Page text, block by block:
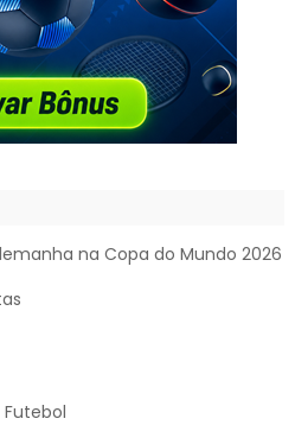
na Copa do Mundo 2026